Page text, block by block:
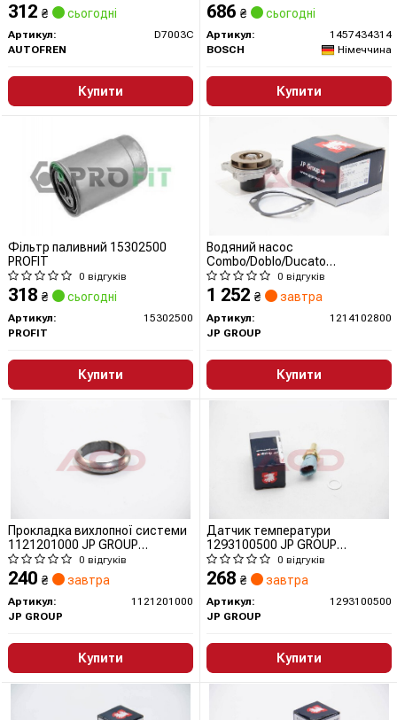
312 ₴ сьогодні
Артикул:
D7003C
AUTOFREN
Купити
686 ₴ сьогодні
Артикул:
1457434314
BOSCH
Німеччина
Купити
Фільтр паливний 15302500
PROFIT
0 відгуків
318 ₴ сьогодні
Артикул:
15302500
PROFIT
Купити
Водяний насос
Combo/Doblo/Ducato
1.6/2.0D/CDTi 10-
0 відгуків
1 252 ₴ завтра
Артикул:
1214102800
JP GROUP
Купити
Прокладка вихлопної системи
1121201000 JP GROUP
(QUINTON HAZELL)
0 відгуків
240 ₴ завтра
Артикул:
1121201000
JP GROUP
Купити
Датчик температури
1293100500 JP GROUP
(QUINTON HAZELL)
0 відгуків
268 ₴ завтра
Артикул:
1293100500
JP GROUP
Купити